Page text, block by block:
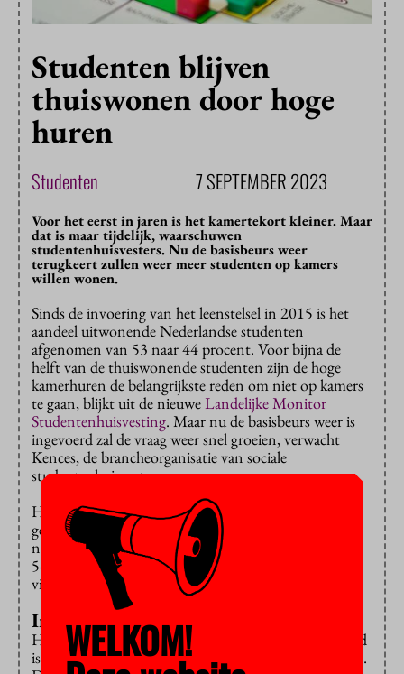
Studenten blijven
thuiswonen door hoge
huren
Studenten 7 SEPTEMBER 2023
Voor het eerst in jaren is het kamertekort kleiner. Maar
dat is maar tijdelijk, waarschuwen
studentenhuisvesters. Nu de basisbeurs weer
terugkeert zullen weer meer studenten op kamers
willen wonen.
Sinds de invoering van het leenstelsel in 2015 is het
aandeel uitwonende Nederlandse studenten
afgenomen van 53 naar 44 procent. Voor bijna de
helft van de thuiswonende studenten zijn de hoge
kamerhuren de belangrijkste reden om niet op kamers
te gaan, blijkt uit de nieuweLandelijke Monitor
Studentenhuisvesting. Maar nu de basisbeurs weer is
ingevoerd zal de vraag weer snel groeien, verwacht
Kences, de brancheorganisatie van sociale
studentenhuisvesters.
Het tekort aan studentenwoningen is sinds vorig jaar
gedaald van 27.000 naar 23.700, maar in 2030 zal het
naar verwachting weer zijn opgelopen naar 39.700 à
56.800. Alle reden dus om flink te blijven bouwen,
vindt Kences.
Internationals
Het totale aantal uitwonende studenten in Nederland
is overigens wel gestegen ten opzichte van 2015-2016.
WELKOM!